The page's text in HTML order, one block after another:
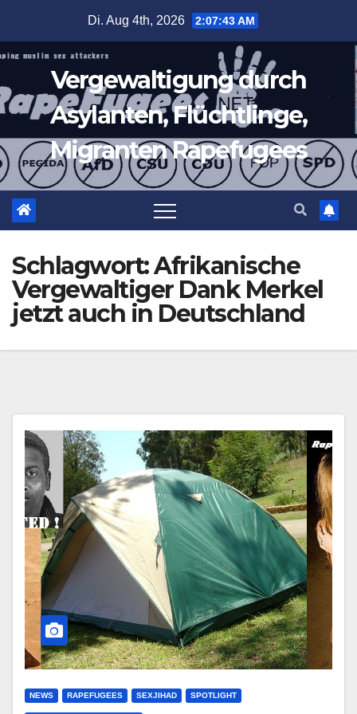
springen
Di. Aug 4th, 2026 2:07:44 AM
Vergewaltigung durch
Asylanten, Flüchtlinge,
Migranten Rapefugees
Schlagwort:Afrikanische
Vergewaltiger Dank Merkel
jetzt auch in Deutschland
NEWS RAPEFUGEES SEXJIHAD SPOTLIGHT